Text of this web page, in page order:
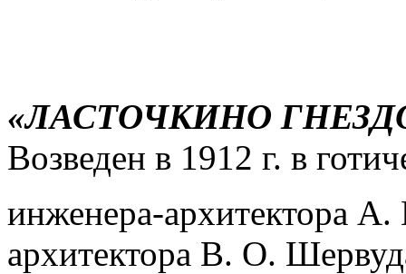
«ЛАСТОЧКИНО
Возведен в 1912 г. в
инженера-архитектора
архитектора В. О.